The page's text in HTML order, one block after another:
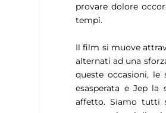
provare dolore
tempi.
Il film si muove
alternati ad una
queste occasioni, le
esasperata e Jep la
affetto. Siamo tutti